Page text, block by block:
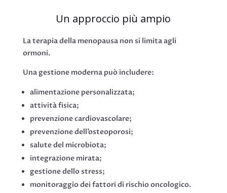
Un approccio più ampio
La terapia della menopausa non si limita agli
ormoni.
Una gestione moderna può includere:
alimentazione personalizzata;
attività fisica;
prevenzione cardiovascolare;
prevenzione dell’osteoporosi;
salute del microbiota;
integrazione mirata;
gestione dello stress;
monitoraggio dei fattori di rischio oncologico.